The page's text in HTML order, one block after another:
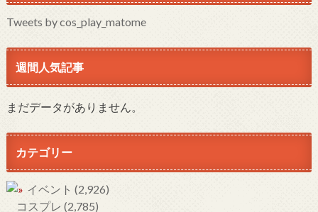
Tweets by cos_play_matome
週間人気記事
まだデータがありません。
カテゴリー
イベント (2,926)
コスプレ (2,785)